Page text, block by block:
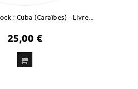
: Cuba (Caraïbes) - Livre...
25,00 €